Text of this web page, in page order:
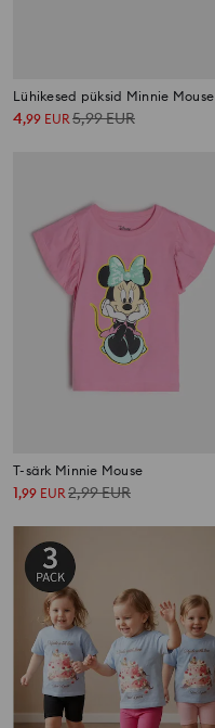
Lühikesed püksid Minnie Mouse
4,99 EUR5,99EUR
T-särk Minnie Mouse
1,99 EUR 2,99EUR